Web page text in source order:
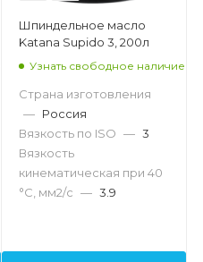
Шпиндельное масло
Katana Supido 3, 200л
Узнать свободное наличие
Страна изготовления
— Россия
Вязкость по ISO — 3
Вязкость
кинематическая при 40
°С, мм2/с — 3.9